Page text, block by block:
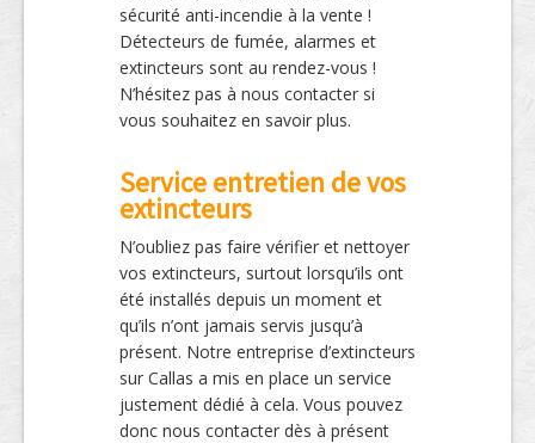
sécurité anti-incendie à la vente !
Détecteurs de fumée, alarmes et
extincteurs sont au rendez-vous !
N’hésitez pas à nous contacter si
vous souhaitez en savoir plus.
Service entretien de vos
extincteurs
N’oubliez pas faire vérifier et nettoyer
vos extincteurs, surtout lorsqu’ils ont
été installés depuis un moment et
qu’ils n’ont jamais servis jusqu’à
présent. Notre entreprise d’extincteurs
sur Callas a mis en place un service
justement dédié à cela. Vous pouvez
donc nous contacter dès à présent